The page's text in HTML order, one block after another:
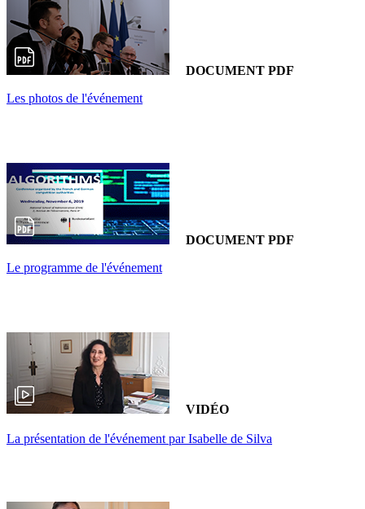
DOCUMENT PDF
Les photos de l'événement
DOCUMENT PDF
Le programme de l'événement
VIDÉO
La présentation de l'événement par Isabelle de Silva